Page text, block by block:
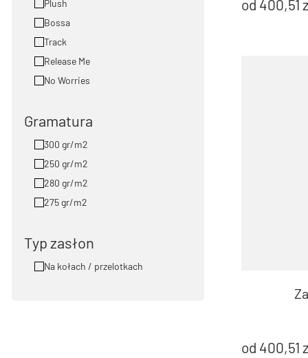
Plush
Bossa
Track
Release Me
No Worries
Gramatura
300 gr/m2
250 gr/m2
280 gr/m2
275 gr/m2
Typ zasłon
Na kołach / przelotkach
od 400,51
od 400,51